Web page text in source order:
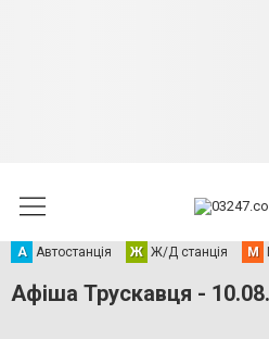
А Автостанція Ж Ж/Д станція М
Афіша Трускавця -